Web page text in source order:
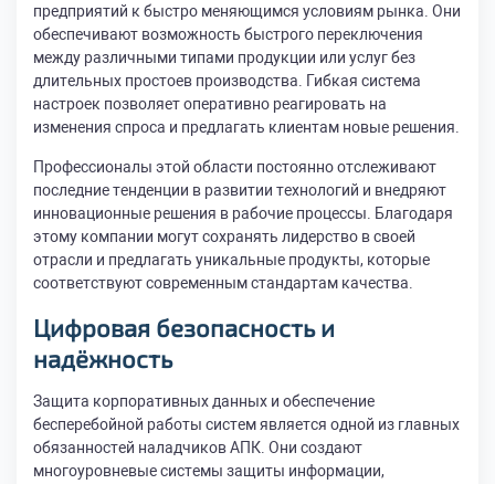
предприятий к быстро меняющимся условиям рынка. Они
обеспечивают возможность быстрого переключения
между различными типами продукции или услуг без
длительных простоев производства. Гибкая система
настроек позволяет оперативно реагировать на
изменения спроса и предлагать клиентам новые решения.
Профессионалы этой области постоянно отслеживают
последние тенденции в развитии технологий и внедряют
инновационные решения в рабочие процессы. Благодаря
этому компании могут сохранять лидерство в своей
отрасли и предлагать уникальные продукты, которые
соответствуют современным стандартам качества.
Цифровая безопасность и
надёжность
Защита корпоративных данных и обеспечение
бесперебойной работы систем является одной из главных
обязанностей наладчиков АПК. Они создают
многоуровневые системы защиты информации,